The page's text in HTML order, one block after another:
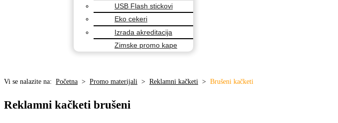
USB Flash stickovi
Eko cekeri
Izrada akreditacija
Zimske promo kape
Vi se nalazite na: Početna > Promo materijali > Reklamni kačketi > Brušeni kačketi
Reklamni kačketi brušeni